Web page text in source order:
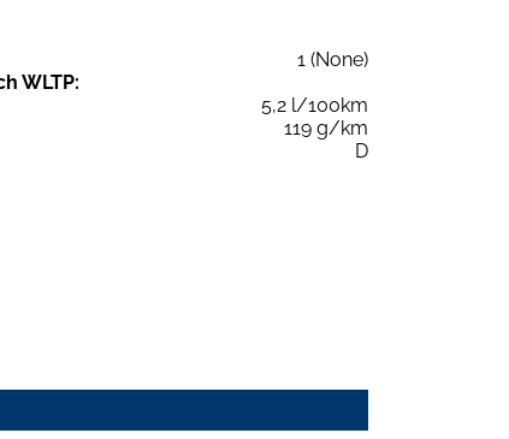
1 (None)
WLTP:
5,2 l/100km
119 g/km
D